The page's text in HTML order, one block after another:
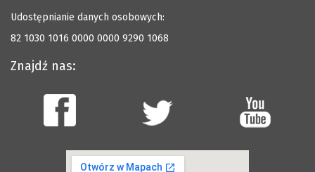
Udostępnianie danych osobowych:
82 1030 1016 0000 0000 9290 1068
Znajdź nas: